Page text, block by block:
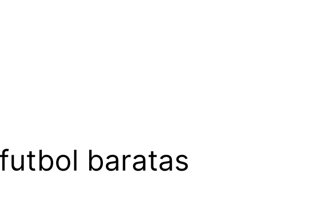
baratas